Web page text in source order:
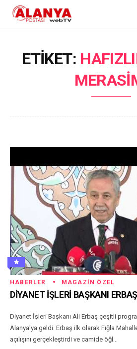
ETIKET:
HABERLER MAGAZIN ÖZEL
DİYANET İŞLERİ BAŞKANI
Diyanet İşleri Başkanı Ali Erbaş çeşitli
Alanya'ya geldi. Erbaş ilk olarak Fığla
açılışını gerçekleştirdi ve camide öğl...